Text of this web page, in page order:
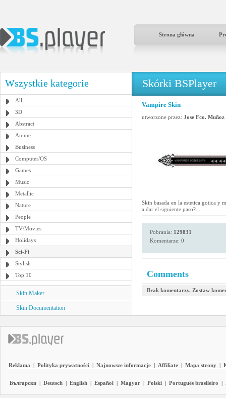
Strona główna
Wszystkie kategorie
All
3D
Abstract
Anime
Business
Computer/OS
Games
Music
Metallic
Nature
People
TV/Movies
Holidays
Sci-Fi
Stylish
Top 10
Skin Maker
Skin Documentation
Skórki BSPlayer
Vampire Skin
utworzone przez: Jose Fco. Muñoz
Skin basada en la estetica gotica y
a dar el siguiente paso?...
Pobrania: 129831
Komentarze: 0
Comments
Brak komentarzy. Zostaw
Reklama | Polityka prywatności | Najnowsze informacje | Affiliate | Mapa strony |
Български | Deutsch | English | Español | Magyar | Polski | Português brasileiro |